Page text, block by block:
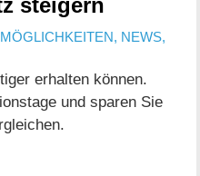
steigern
MÖGLICHKEITEN, NEWS,
erhalten können.
und sparen Sie